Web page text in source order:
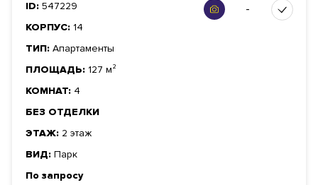
ID: 547229
КОРПУС: 14
ТИП: Апартаменты
ПЛОЩАДЬ: 127 м²
КОМНАТ: 4
БЕЗ ОТДЕЛКИ
ЭТАЖ: 2 этаж
ВИД: Парк
По запросу
-